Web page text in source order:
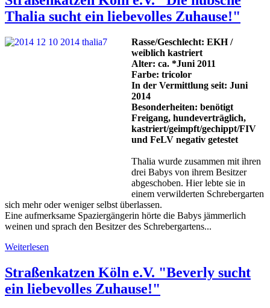
Thalia sucht ein liebevolles Zuhause!"
Rasse/Geschlecht: EKH /
weiblich kastriert
Alter: ca. *Juni 2011
Farbe: tricolor
In der Vermittlung seit: Juni
2014
Besonderheiten: benötigt
Freigang, hundeverträglich,
kastriert/geimpft/gechippt/FIV
und FeLV negativ getestet
Thalia wurde zusammen mit ihren
drei Babys von ihrem Besitzer
abgeschoben. Hier lebte sie in
einem verwilderten Schrebergarten
sich mehr oder weniger selbst überlassen.
Eine aufmerksame Spaziergängerin hörte die Babys jämmerlich
weinen und sprach den Besitzer des Schrebergartens...
Weiterlesen
Straßenkatzen Köln e.V. "Beverly sucht
ein liebevolles Zuhause!"